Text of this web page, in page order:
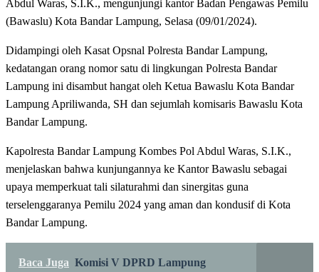
Abdul Waras, S.I.K., mengunjungi kantor Badan Pengawas Pemilu
(Bawaslu) Kota Bandar Lampung, Selasa (09/01/2024).
Didampingi oleh Kasat Opsnal Polresta Bandar Lampung,
kedatangan orang nomor satu di lingkungan Polresta Bandar
Lampung ini disambut hangat oleh Ketua Bawaslu Kota Bandar
Lampung Apriliwanda, SH dan sejumlah komisaris Bawaslu Kota
Bandar Lampung.
Kapolresta Bandar Lampung Kombes Pol Abdul Waras, S.I.K.,
menjelaskan bahwa kunjungannya ke Kantor Bawaslu sebagai
upaya memperkuat tali silaturahmi dan sinergitas guna
terselenggaranya Pemilu 2024 yang aman dan kondusif di Kota
Bandar Lampung.
Baca Juga Komisi V DPRD Lampung